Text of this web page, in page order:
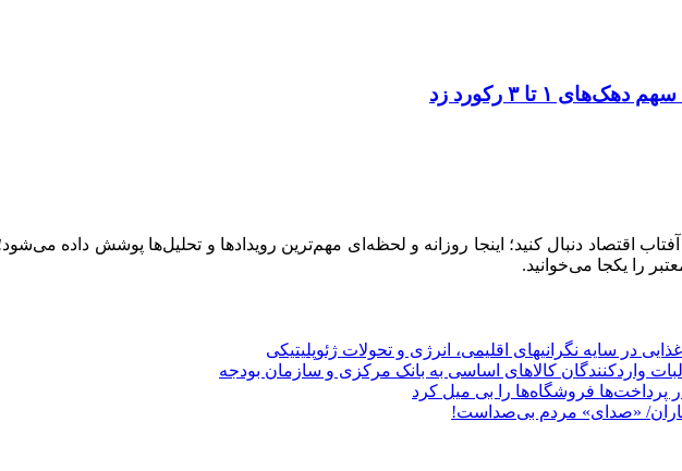
آفتاب اقتصاد دنبال کنید؛ اینجا روزانه و لحظه‌ای مهم‌ترین رویدادها و تحلیل‌ها پوشش داده
را یکجا می‌خوانید.
در سایه نگرانیهای اقلیمی، انرژی و تحولات ژئوپلیتیکی
پرداخت‌ها فروشگاه‌ها را بی میل کرد
«صدای» ‌مردم بی‌صدا‌ست!